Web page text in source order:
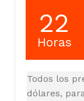
22
Horas
Todos los
dólares,